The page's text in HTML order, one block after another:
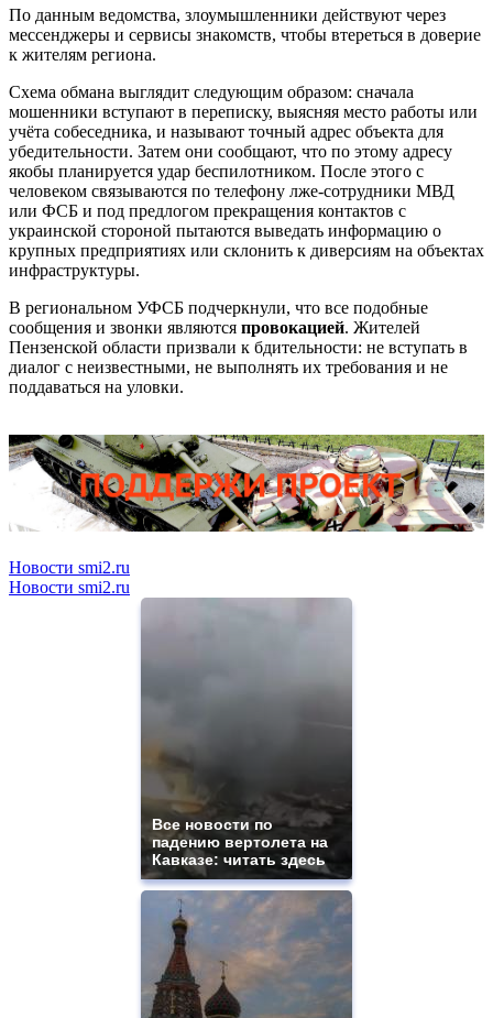
По данным ведомства, злоумышленники действуют через
мессенджеры и сервисы знакомств, чтобы втереться в доверие
к жителям региона.
Схема обмана выглядит следующим образом: сначала
мошенники вступают в переписку, выясняя место работы или
учёта собеседника, и называют точный адрес объекта для
убедительности. Затем они сообщают, что по этому адресу
якобы планируется удар беспилотником. После этого с
человеком связываются по телефону лже-сотрудники МВД
или ФСБ и под предлогом прекращения контактов с
украинской стороной пытаются выведать информацию о
крупных предприятиях или склонить к диверсиям на объектах
инфраструктуры.
В региональном УФСБ подчеркнули, что все подобные
сообщения и звонки являются провокацией. Жителей
Пензенской области призвали к бдительности: не вступать в
диалог с неизвестными, не выполнять их требования и не
поддаваться на уловки.
Новости smi2.ru
Новости smi2.ru
Все новости по
падению вертолета на
Кавказе: читать здесь